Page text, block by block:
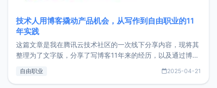
技术人用博客撬动产品机会，从写作到自由职业的11
年实践
这篇文章是我在腾讯云技术社区的一次线下分享内容，现将其
整理为了文字版，分享了写博客11年来的经历，以及通过博客
了我的首个产品ImgURL的真实数据和产品现状。自我介绍大
自由职业 2025-04-21